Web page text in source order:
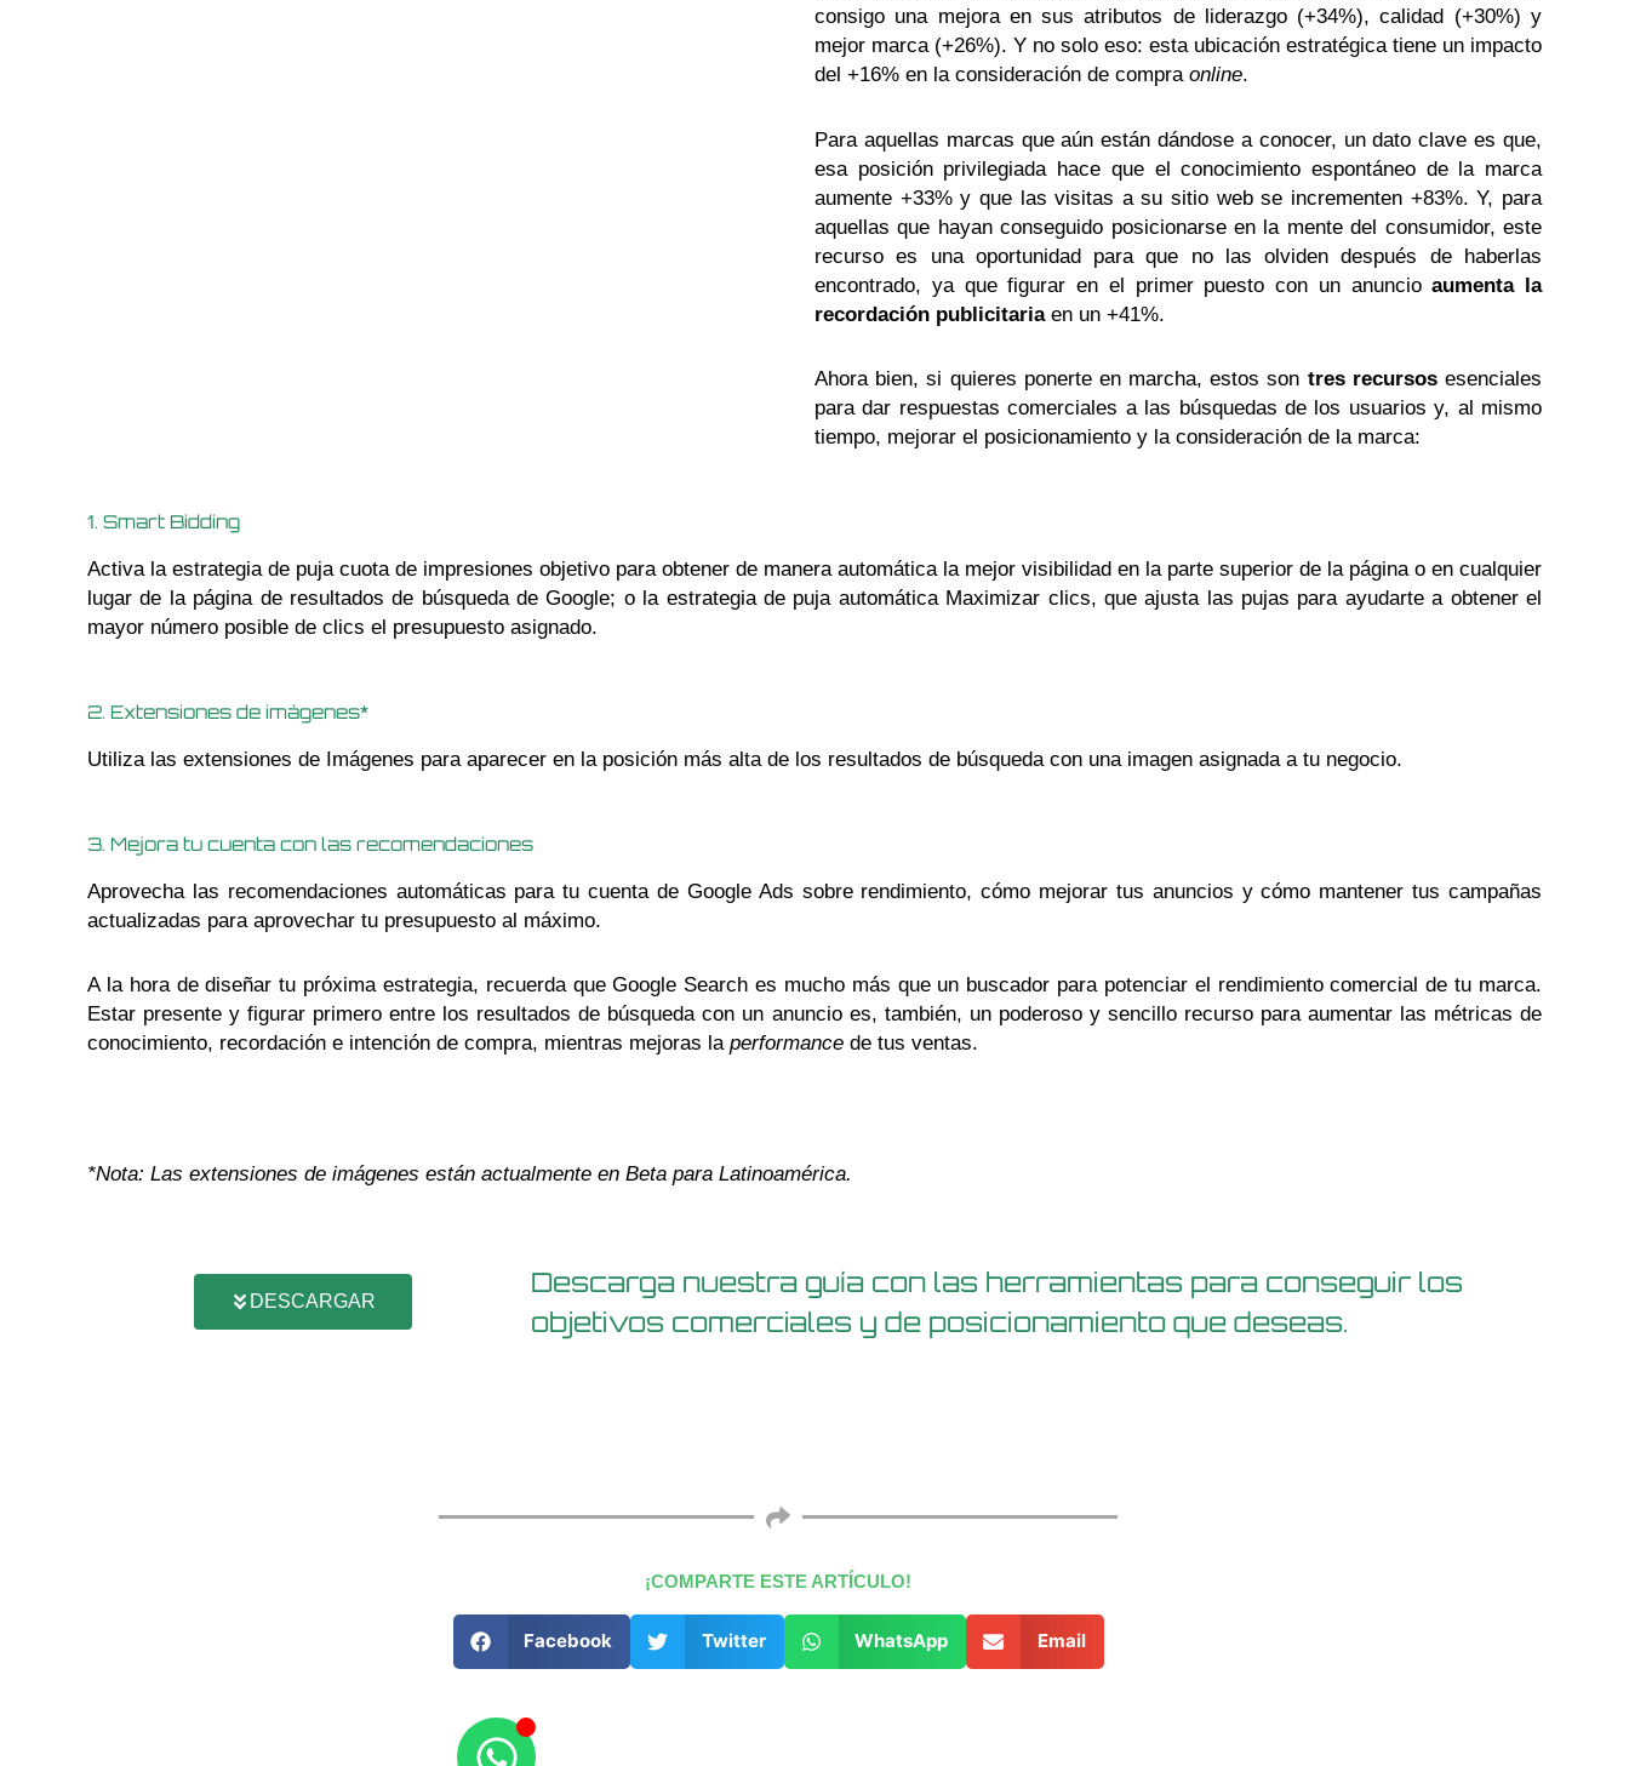
consigo una mejora en sus atributos de liderazgo (+34%), calidad (+30%) y
mejor marca (+26%). Y no solo eso: esta ubicación estratégica tiene un impacto
del +16% en la consideración de compra online.
Para aquellas marcas que aún están dándose a conocer, un dato clave es que,
esa posición privilegiada hace que el conocimiento espontáneo de la marca
aumente +33% y que las visitas a su sitio web se incrementen +83%. Y, para
aquellas que hayan conseguido posicionarse en la mente del consumidor, este
recurso es una oportunidad para que no las olviden después de haberlas
encontrado, ya que figurar en el primer puesto con un anuncioaumenta la
recordación publicitariaen un +41%.
Ahora bien, si quieres ponerte en marcha, estos son tres recursosesenciales
para dar respuestas comerciales a las búsquedas de los usuarios y, al mismo
tiempo, mejorar el posicionamiento y la consideración de la marca:
1. Smart Bidding
Activa la estrategia de puja cuota de impresiones objetivo para obtener de manera automática la mejor visibilidad en la parte superior de la página o en cualquier
lugar de la página de resultados de búsqueda de Google; o la estrategia de puja automática Maximizar clics, que ajusta las pujas para ayudarte a obtener el
mayor número posible de clics el presupuesto asignado.
2. Extensiones de imágenes*
Utiliza las extensiones de Imágenes para aparecer en la posición más alta de los resultados de búsqueda con una imagen asignada a tu negocio.
3. Mejora tu cuenta con las recomendaciones
Aprovecha las recomendaciones automáticas para tu cuenta de Google Ads sobre rendimiento, cómo mejorar tus anuncios y cómo mantener tus campañas
actualizadas para aprovechar tu presupuesto al máximo.
A la hora de diseñar tu próxima estrategia, recuerda que Google Search es mucho más que un buscador para potenciar el rendimiento comercial de tu marca.
Estar presente y figurar primero entre los resultados de búsqueda con un anuncio es, también, un poderoso y sencillo recurso para aumentar las métricas de
conocimiento, recordación e intención de compra, mientras mejoras la performance de tus ventas.
*Nota: Las extensiones de imágenes están actualmente en Beta para Latinoamérica.
DESCARGAR
Descarga nuestra guía con las herramientas para conseguir los
objetivos comerciales y de posicionamiento que deseas.
¡COMPARTE ESTE ARTÍCULO!
Facebook Twitter WhatsApp Email